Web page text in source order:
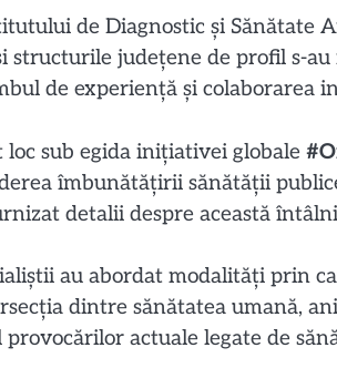
de Diagnostic și Sănătate
structurile județene de profil s-
de experiență și colaborarea
sub egida inițiativei globale
îmbunătățirii sănătății
detalii despre această
au abordat modalități prin
dintre sănătatea umană,
actuale legate de